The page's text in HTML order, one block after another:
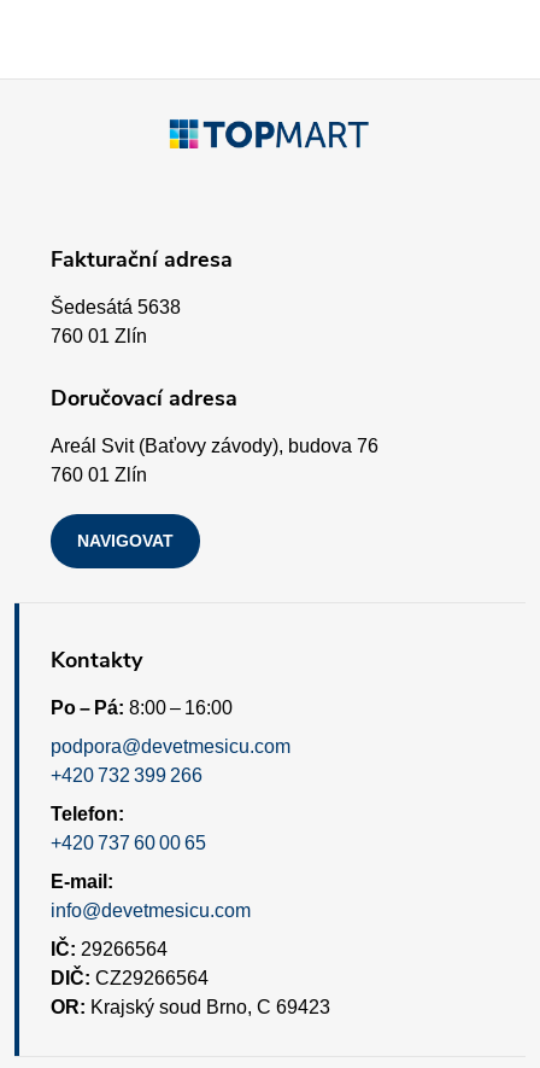
k
Fakturační adresa
Šedesátá 5638
760 01 Zlín
Doručovací adresa
Areál Svit (Baťovy závody), budova 76
760 01 Zlín
NAVIGOVAT
Kontakty
Po – Pá: 8:00 – 16:00
podpora@devetmesicu.com
+420 732 399 266
Telefon:
+420 737 60 00 65
E-mail:
info@devetmesicu.com
IČ: 29266564
DIČ: CZ29266564
OR: Krajský soud Brno, C 69423